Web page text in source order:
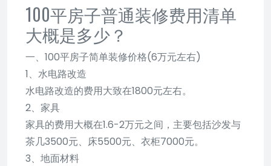
100平房子普通装修费用清单
大概是多少？
一、100平房子简单装修价格(6万元左右)
1、水电路改造
水电路改造的费用大致在1800元左右。
2、家具
家具的费用大概在1.6-2万元之间，主要包括沙发与
茶几3500元、床5500元、衣柜7000元。
3、地面材料